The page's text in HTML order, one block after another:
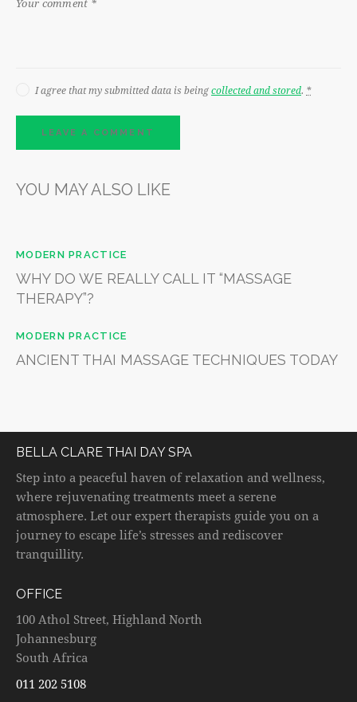
I agree that my submitted data is beingcollected and stored. *
YOU MAY ALSO LIKE
MODERN PRACTICE
WHY DO WE REALLY CALL IT “MASSAGE
THERAPY”?
MODERN PRACTICE
ANCIENT THAI MASSAGE TECHNIQUES TODAY
BELLA CLARE THAI DAY SPA
Step into a peaceful haven of relaxation and wellness,
where rejuvenating treatments meet a serene
atmosphere. Let our expert therapists guide you on a
journey to escape life’s stresses and rediscover
tranquillity.
OFFICE
100 Athol Street, Highland North
Johannesburg
South Africa
011 202 5108